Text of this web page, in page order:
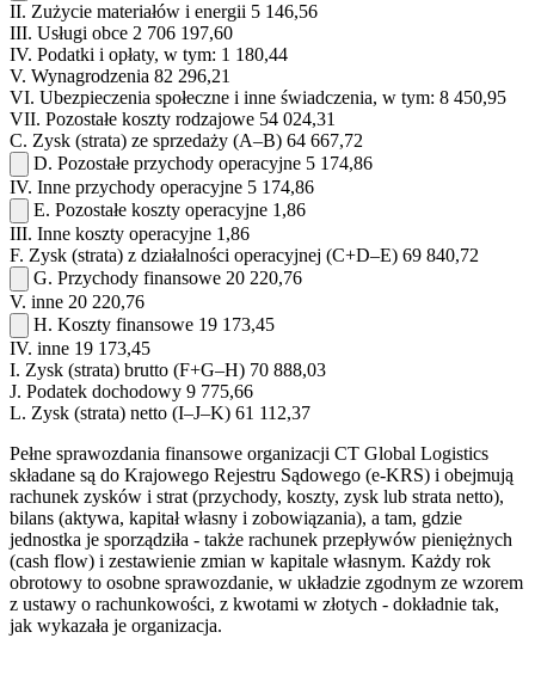
II. Zużycie materiałów i energii 5 146,56
III. Usługi obce 2 706 197,60
IV. Podatki i opłaty, w tym: 1 180,44
V. Wynagrodzenia 82 296,21
VI. Ubezpieczenia społeczne i inne świadczenia, w tym: 8 450,95
VII. Pozostałe koszty rodzajowe 54 024,31
C. Zysk (strata) ze sprzedaży (A–B) 64 667,72
D. Pozostałe przychody operacyjne 5 174,86
IV. Inne przychody operacyjne 5 174,86
E. Pozostałe koszty operacyjne 1,86
III. Inne koszty operacyjne 1,86
F. Zysk (strata) z działalności operacyjnej (C+D–E) 69 840,72
G. Przychody finansowe 20 220,76
V. inne 20 220,76
H. Koszty finansowe 19 173,45
IV. inne 19 173,45
I. Zysk (strata) brutto (F+G–H) 70 888,03
J. Podatek dochodowy 9 775,66
L. Zysk (strata) netto (I–J–K) 61 112,37
Pełne sprawozdania finansowe organizacji CT Global Logistics
składane są do Krajowego Rejestru Sądowego (e-KRS) i obejmują
rachunek zysków i strat (przychody, koszty, zysk lub strata netto),
bilans (aktywa, kapitał własny i zobowiązania), a tam, gdzie
jednostka je sporządziła - także rachunek przepływów pieniężnych
(cash flow) i zestawienie zmian w kapitale własnym. Każdy rok
obrotowy to osobne sprawozdanie, w układzie zgodnym ze wzorem
z ustawy o rachunkowości, z kwotami w złotych - dokładnie tak,
jak wykazała je organizacja.